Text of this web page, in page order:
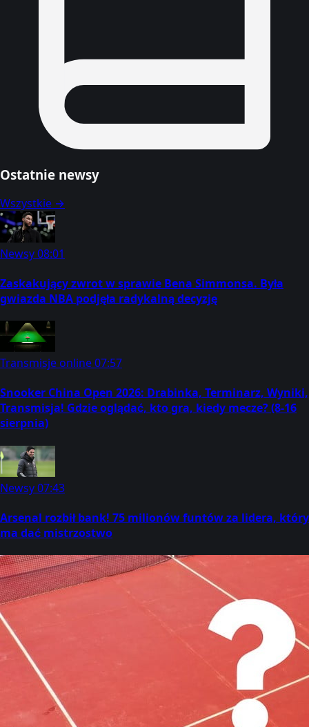
Ostatnie newsy
Wszystkie →
Newsy08:01
Zaskakujący zwrot w sprawie Bena Simmonsa. Była
gwiazda NBA podjęła radykalną decyzję
Transmisje online07:57
Snooker China Open 2026: Drabinka, Terminarz, Wyniki,
Transmisja! Gdzie oglądać, kto gra, kiedy mecze? (8-16
sierpnia)
Newsy07:43
Arsenal rozbił bank! 75 milionów funtów za lidera, który
ma dać mistrzostwo